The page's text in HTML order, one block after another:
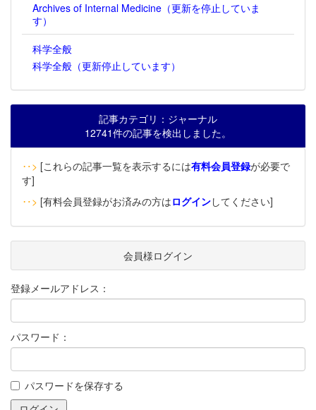
Archives of Internal Medicine（更新を停止していま
す）
科学全般
科学全般（更新停止しています）
記事カテゴリ：ジャーナル
12741件の記事を検出しました。
‥> [これらの記事一覧を表示するには有料会員登録が必要で
す]
‥> [有料会員登録がお済みの方はログインしてください]
会員様ログイン
登録メールアドレス：
パスワード：
パスワードを保存する